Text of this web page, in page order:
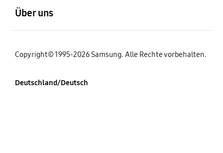
Über uns
Copyright© 1995-2026 Samsung. Alle Rechte vorbehalten.
Deutschland/Deutsch